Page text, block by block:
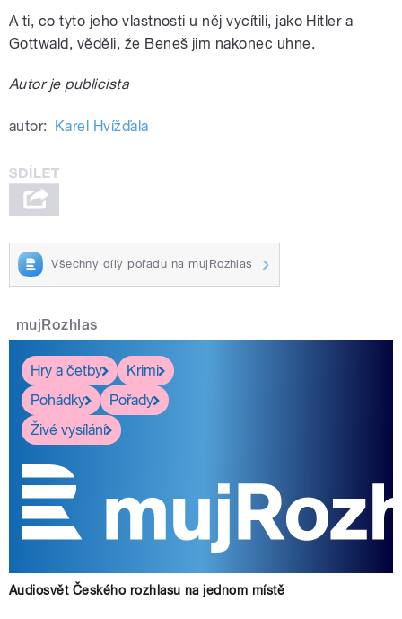
A ti, co tyto jeho vlastnosti u něj vycítili, jako Hitler a
Gottwald, věděli, že Beneš jim nakonec uhne.
Autor je publicista
autor: Karel Hvížďala
Všechny díly pořadu na mujRozhlas
mujRozhlas
Hry a četby
Krimi
Pohádky
Pořady
Živé vysílání
Audiosvět Českého rozhlasu na jednom místě